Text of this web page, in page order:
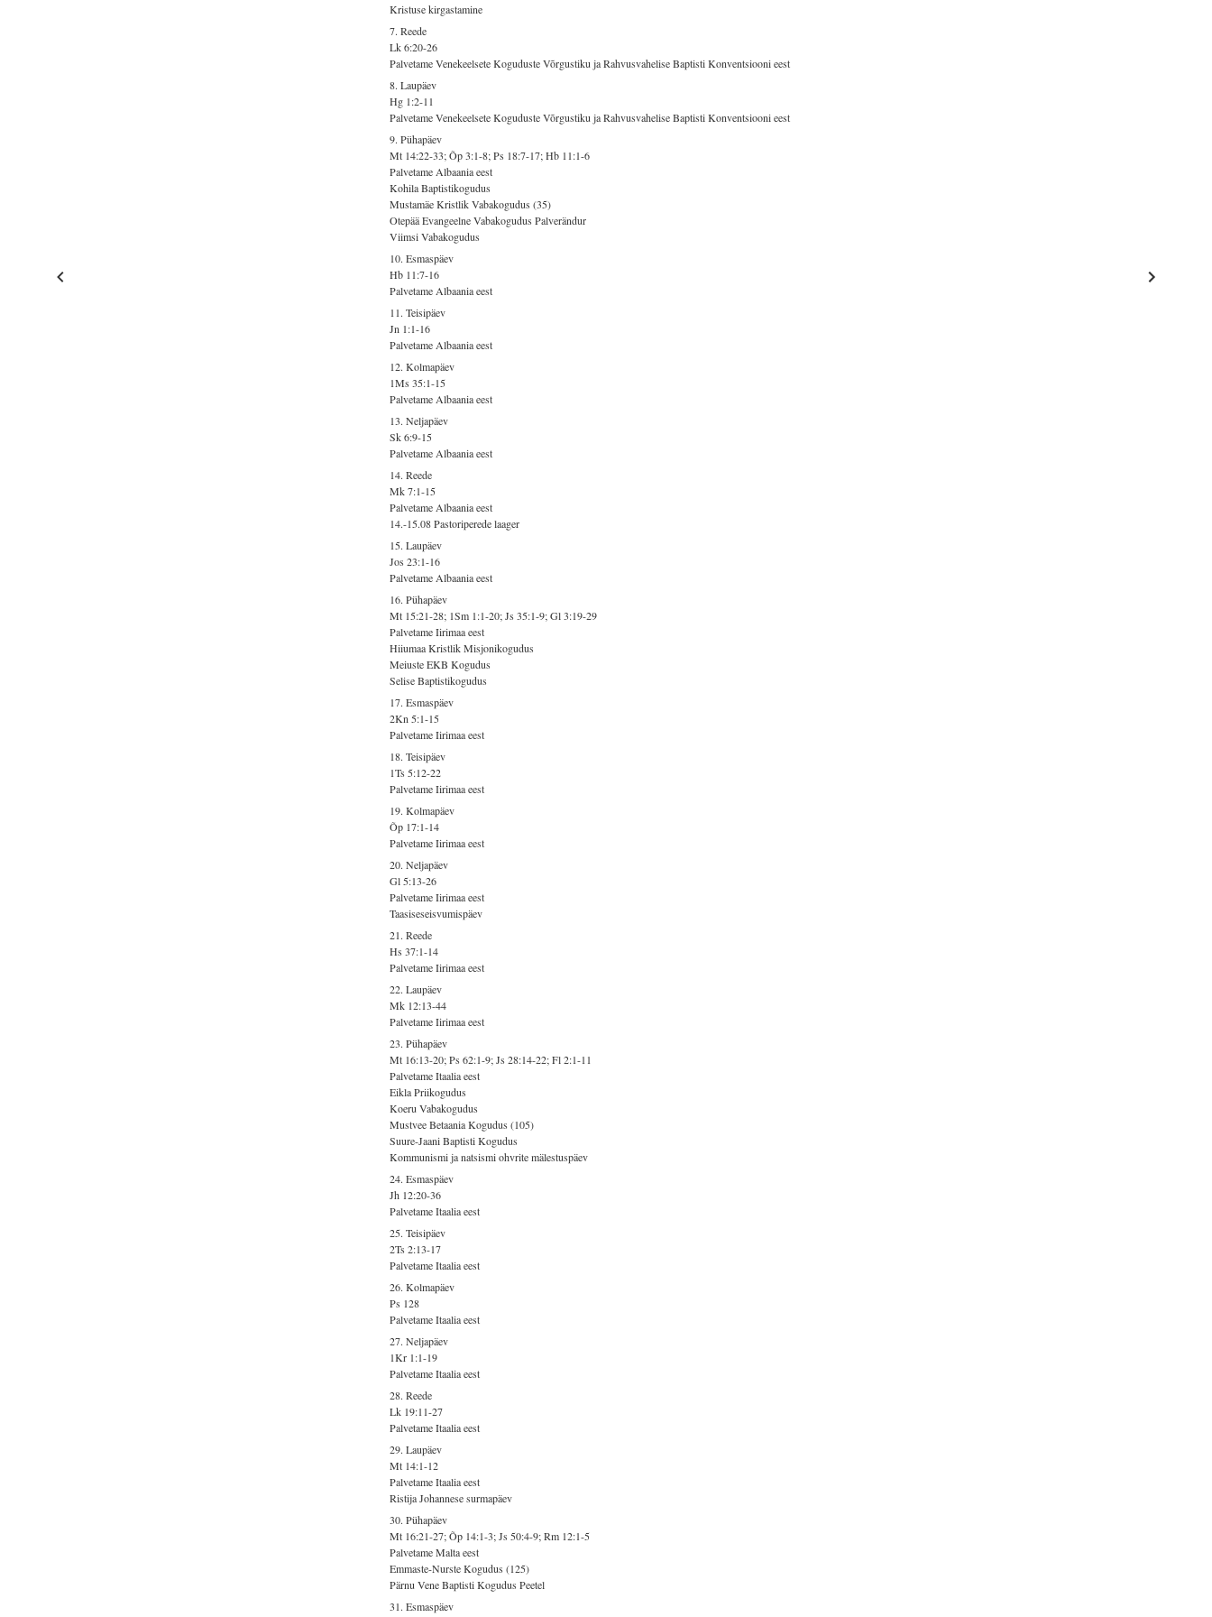
Kristuse kirgastamine
7. Reede
Lk 6:20-26
Palvetame Venekeelsete Koguduste Võrgustiku ja Rahvusvahelise Baptisti Konventsiooni eest
8. Laupäev
Hg 1:2-11
Palvetame Venekeelsete Koguduste Võrgustiku ja Rahvusvahelise Baptisti Konventsiooni eest
9. Pühapäev
Mt 14:22-33; Õp 3:1-8; Ps 18:7-17; Hb 11:1-6
Palvetame Albaania eest
Kohila Baptistikogudus
Mustamäe Kristlik Vabakogudus (35)
Otepää Evangeelne Vabakogudus Palverändur
Viimsi Vabakogudus
10. Esmaspäev
Hb 11:7-16
Palvetame Albaania eest
11. Teisipäev
Jn 1:1-16
Palvetame Albaania eest
12. Kolmapäev
1Ms 35:1-15
Palvetame Albaania eest
13. Neljapäev
Sk 6:9-15
Palvetame Albaania eest
14. Reede
Mk 7:1-15
Palvetame Albaania eest
14.-15.08 Pastoriperede laager
15. Laupäev
Jos 23:1-16
Palvetame Albaania eest
16. Pühapäev
Mt 15:21-28; 1Sm 1:1-20; Js 35:1-9; Gl 3:19-29
Palvetame Iirimaa eest
Hiiumaa Kristlik Misjonikogudus
Meiuste EKB Kogudus
Selise Baptistikogudus
17. Esmaspäev
2Kn 5:1-15
Palvetame Iirimaa eest
18. Teisipäev
1Ts 5:12-22
Palvetame Iirimaa eest
19. Kolmapäev
Õp 17:1-14
Palvetame Iirimaa eest
20. Neljapäev
Gl 5:13-26
Palvetame Iirimaa eest
Taasiseseisvumispäev
21. Reede
Hs 37:1-14
Palvetame Iirimaa eest
22. Laupäev
Mk 12:13-44
Palvetame Iirimaa eest
23. Pühapäev
Mt 16:13-20; Ps 62:1-9; Js 28:14-22; Fl 2:1-11
Palvetame Itaalia eest
Eikla Priikogudus
Koeru Vabakogudus
Mustvee Betaania Kogudus (105)
Suure-Jaani Baptisti Kogudus
Kommunismi ja natsismi ohvrite mälestuspäev
24. Esmaspäev
Jh 12:20-36
Palvetame Itaalia eest
25. Teisipäev
2Ts 2:13-17
Palvetame Itaalia eest
26. Kolmapäev
Ps 128
Palvetame Itaalia eest
27. Neljapäev
1Kr 1:1-19
Palvetame Itaalia eest
28. Reede
Lk 19:11-27
Palvetame Itaalia eest
29. Laupäev
Mt 14:1-12
Palvetame Itaalia eest
Ristija Johannese surmapäev
30. Pühapäev
Mt 16:21-27; Õp 14:1-3; Js 50:4-9; Rm 12:1-5
Palvetame Malta eest
Emmaste-Nurste Kogudus (125)
Pärnu Vene Baptisti Kogudus Peetel
31. Esmaspäev